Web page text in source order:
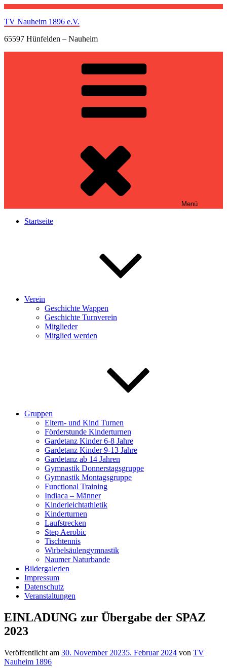
Zum
Inhalt
springen
TV Nauheim 1896 e.V.
65597 Hünfelden – Nauheim
Menü
Startseite
Verein
Geschichte Wappen
Geschichte Turnverein
Mitglieder
Mitglied werden
Gruppen
Eltern- und Kind Turnen
Förderstunde Kinderturnen
Gardetanz Kinder 6-8 Jahre
Gardetanz Kinder 9-13 Jahre
Gardetanz ab 14 Jahren
Gymnastik Donnerstagsgruppe
Gymnastik Montagsgruppe
Functional Training
Indiaca – Männer
Kinderleichtathletik
Kinderturnen
Laufstrecken
Step Aerobic
Tischtennis
Wirbelsäulengymnastik
Naumer Naturbande
Bildergalerien
Impressum
Datenschutz
Veranstaltungen
EINLADUNG zur Übergabe der SPAZ
2023
Veröffentlicht am 30. November 20235. Februar 2024 von TV
Nauheim 1896